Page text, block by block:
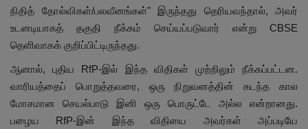
நிதித் தோல்விகள்/பலவீனங்கள்" இருந்தது தெரியவந்தால், அவர்
உடனடியாகத் தகுதி நீக்கம் செய்யப்படுவார் என்று CBSE
தெளிவாகக் குறிப்பிட்டிருந்தது.
ஆனால், புதிய RfP-இல் இந்த விதிகள் முற்றிலும் நீக்கப்பட்டன.
வாரியத்தைப் பொறுத்தவரை, ஒரு நிறுவனத்தின் கடந்த கால
மோசமான செயல்பாடு இனி ஒரு பொருட்டே அல்ல என்றானது.
பழைய RfP-இன் இந்த விதியை அவர்கள் அப்படியே